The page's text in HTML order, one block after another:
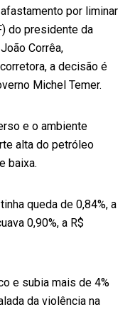
por liminar
do presidente da
Corrêa,
a decisão é
Michel Temer.
e o ambiente
alta do petróleo
baixa.
queda de 0,84%, a
0,90%, a R$
e subia mais de 4%
da violência na